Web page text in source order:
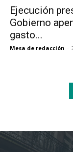
Ejecución
Gobierno
gasto...
Mesa de redacción -